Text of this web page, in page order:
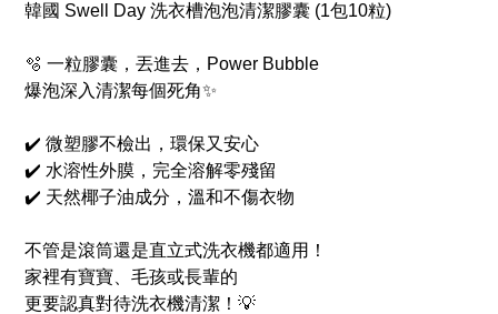
韓國 Swell Day 洗衣槽泡泡清潔膠囊 (1包10粒)
🫧 一粒膠囊，丟進去，Power Bubble
爆泡深入清潔每個死角✨
✔️ 微塑膠不檢出，環保又安心
✔️ 水溶性外膜，完全溶解零殘留
✔️ 天然椰子油成分，溫和不傷衣物
不管是滾筒還是直立式洗衣機都適用！
家裡有寶寶、毛孩或長輩的
更要認真對待洗衣機清潔！💡